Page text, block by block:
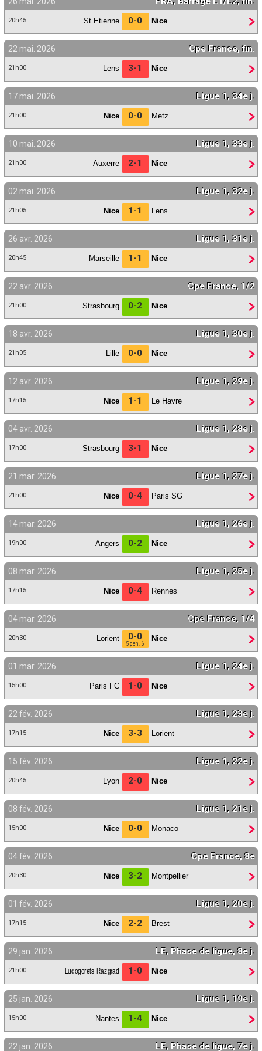
20h45 St Etienne 0-0 Nice
22 mai. 2026 Cpe France, fin.
21h00 Lens 3-1 Nice
17 mai. 2026 Ligue 1, 34e j.
21h00 Nice 0-0 Metz
10 mai. 2026 Ligue 1, 33e j.
21h00 Auxerre 2-1 Nice
02 mai. 2026 Ligue 1, 32e j.
21h05 Nice 1-1 Lens
26 avr. 2026 Ligue 1, 31e j.
20h45 Marseille 1-1 Nice
22 avr. 2026 Cpe France, 1/2
21h00 Strasbourg 0-2 Nice
18 avr. 2026 Ligue 1, 30e j.
21h05 Lille 0-0 Nice
12 avr. 2026 Ligue 1, 29e j.
17h15 Nice 1-1 Le Havre
04 avr. 2026 Ligue 1, 28e j.
17h00 Strasbourg 3-1 Nice
21 mar. 2026 Ligue 1, 27e j.
21h00 Nice 0-4 Paris SG
14 mar. 2026 Ligue 1, 26e j.
19h00 Angers 0-2 Nice
08 mar. 2026 Ligue 1, 25e j.
17h15 Nice 0-4 Rennes
04 mar. 2026 Cpe France, 1/4
20h30 Lorient 0-0
5 pen. 6
Nice
01 mar. 2026 Ligue 1, 24e j.
15h00 Paris FC 1-0 Nice
22 fév. 2026 Ligue 1, 23e j.
17h15 Nice 3-3 Lorient
15 fév. 2026 Ligue 1, 22e j.
20h45 Lyon 2-0 Nice
08 fév. 2026 Ligue 1, 21e j.
15h00 Nice 0-0 Monaco
04 fév. 2026 Cpe France, 8e
20h30 Nice 3-2 Montpellier
01 fév. 2026 Ligue 1, 20e j.
17h15 Nice 2-2 Brest
29 jan. 2026 LE, Phase de ligue, 8e j.
21h00 Ludogorets Razgrad 1-0 Nice
25 jan. 2026 Ligue 1, 19e j.
15h00 Nantes 1-4 Nice
22 jan. 2026 LE, Phase de ligue, 7e j.
Contact / Signaler un bug
Recrutement Maxifoot
Mentions légales
site web Maxifoot.fr